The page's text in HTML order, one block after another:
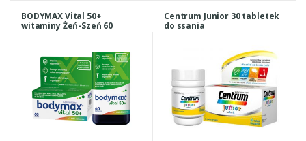
BODYMAX Vital 50+
witaminy Żeń-Szeń 60
Centrum Junior 30 tabletek
do ssania